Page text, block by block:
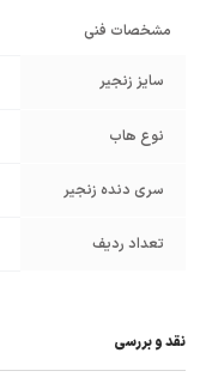
مشخصات فنی
سایز زنجیر
نوع هاب
سری دنده زنجیر
تعداد ردیف
نقد و بررسی